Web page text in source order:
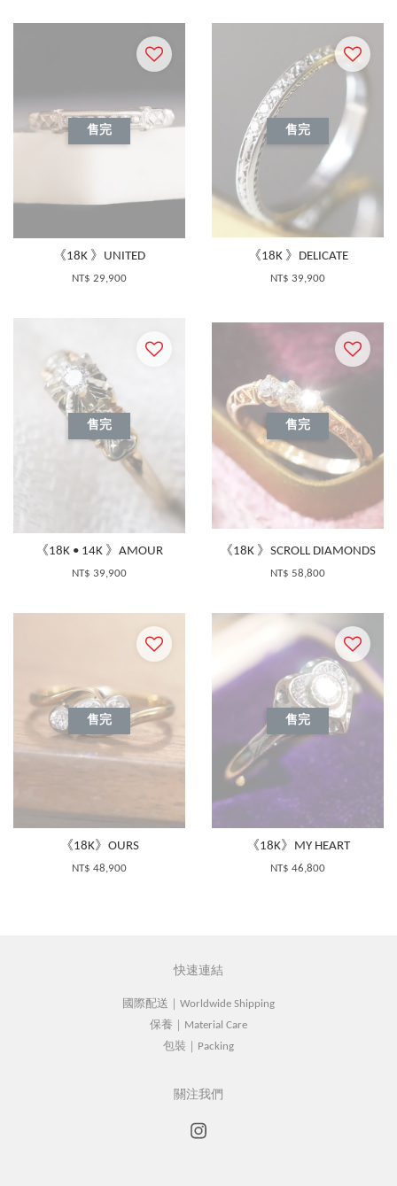
售完
《18K 》UNITED
NT$ 29,900
售完
《18K 》DELICATE
NT$ 39,900
售完
《18K • 14K 》AMOUR
NT$ 39,900
售完
《18K 》SCROLL DIAMONDS
NT$ 58,800
售完
《18K》OURS
NT$ 48,900
售完
《18K》MY HEART
NT$ 46,800
快速連結
國際配送｜Worldwide Shipping
保養｜Material Care
包裝｜Packing
關注我們